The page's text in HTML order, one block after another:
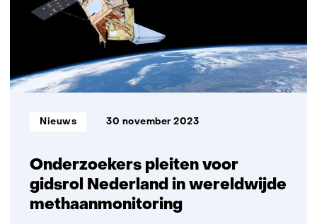
satellietdata
voorspelling
luchtkwaliteit
Onderzoekers pleiten voor
gidsrol Nederland in wereldwijde
methaanmonitoring
Informatietype:
Nieuws 30 november 2023